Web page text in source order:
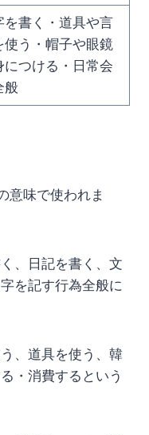
を書く・道具や言
使う・帽子や眼鏡
につける・日常会
般
意味で使われま
、日記を書く、文
を記す行為全般に
、道具を使う、韓
・消費するという